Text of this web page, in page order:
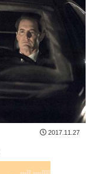
2017.11.27